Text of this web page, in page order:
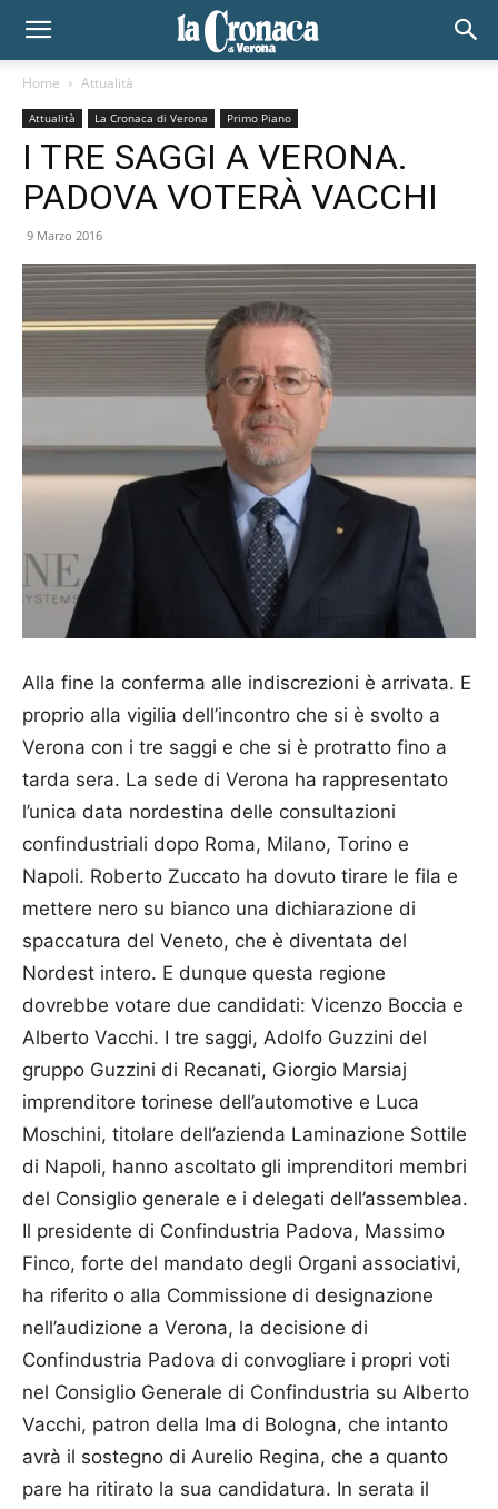
Home Attualità
Attualità La Cronaca di Verona Primo Piano
I TRE SAGGI A VERONA.
PADOVA VOTERÀ VACCHI
9 Marzo 2016
Alla fine la conferma alle indiscrezioni è arrivata. E
proprio alla vigilia dell’incontro che si è svolto a
Verona con i tre saggi e che si è protratto fino a
tarda sera. La sede di Verona ha rappresentato
l’unica data nordestina delle consultazioni
confindustriali dopo Roma, Milano, Torino e
Napoli. Roberto Zuccato ha dovuto tirare le fila e
mettere nero su bianco una dichiarazione di
spaccatura del Veneto, che è diventata del
Nordest intero. E dunque questa regione
dovrebbe votare due candidati: Vicenzo Boccia e
Alberto Vacchi. I tre saggi, Adolfo Guzzini del
gruppo Guzzini di Recanati, Giorgio Marsiaj
imprenditore torinese dell’automotive e Luca
Moschini, titolare dell’azienda Laminazione Sottile
di Napoli, hanno ascoltato gli imprenditori membri
del Consiglio generale e i delegati dell’assemblea.
Il presidente di Confindustria Padova, Massimo
Finco, forte del mandato degli Organi associativi,
ha riferito o alla Commissione di designazione
nell’audizione a Verona, la decisione di
Confindustria Padova di convogliare i propri voti
nel Consiglio Generale di Confindustria su Alberto
Vacchi, patron della Ima di Bologna, che intanto
avrà il sostegno di Aurelio Regina, che a quanto
pare ha ritirato la sua candidatura. In serata il